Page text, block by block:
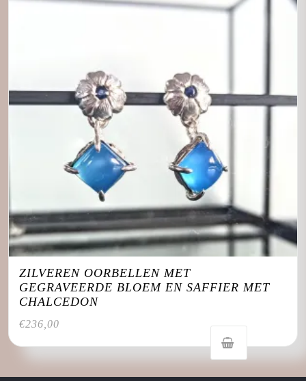
ZILVEREN OORBELLEN MET
GEGRAVEERDE BLOEM EN SAFFIER MET
CHALCEDON
€236,00